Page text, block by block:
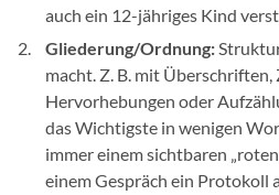
auch ein 12-jähriges Kind
Gliederung/Ordnung:
macht. Z. B. mit
Hervorhebungen oder
das Wichtigste in wenigen
immer einem sichtbaren „roten
einem Gespräch ein Protokoll